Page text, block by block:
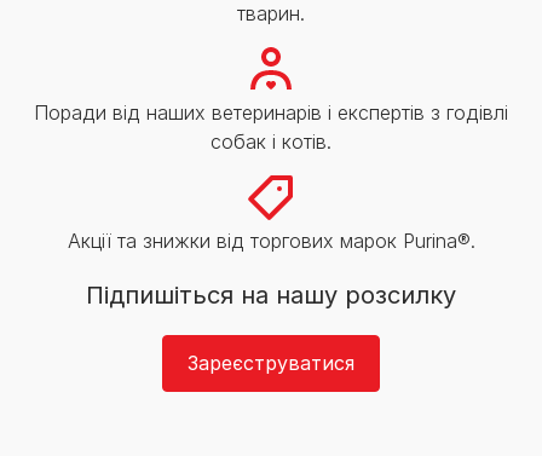
тварин.
Поради від наших ветеринарів і експертів з годівлі
собак і котів.
Акції та знижки від торгових марок Purina®.
Підпишіться на нашу розсилку
Зареєструватися